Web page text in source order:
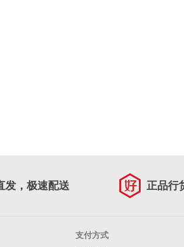
发，极速配送 正品行
支付方式